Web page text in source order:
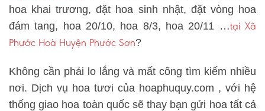
hoa khai trương, đặt hoa sinh nhật, đặt vòng hoa
đám tang, hoa 20/10, hoa 8/3, hoa 20/11 …tại Xã
Phước Hoà Huyện Phước Sơn?
Không cần phải lo lắng và mất công tìm kiếm nhiều
nơi. Dịch vụ hoa tươi của hoaphuquy.com , với hệ
thống giao hoa toàn quốc sẽ thay bạn gửi hoa tất cả